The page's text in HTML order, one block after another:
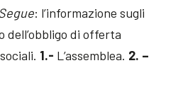
: l’informazione sugli
dell’obbligo di offerta
1.- L’assemblea. 2. –